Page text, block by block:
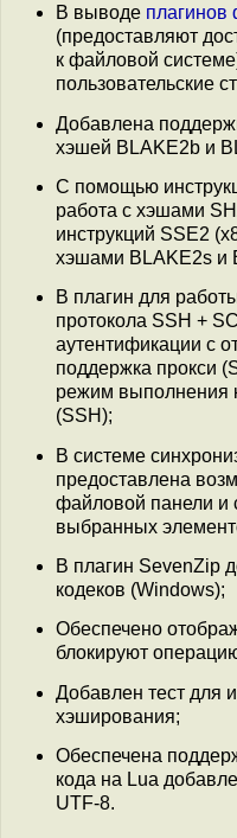
В выводе плагинов
(предоставляют
к файловой
пользовательские
Добавлена
хэшей BLAKE2b и
C помощью
работа с хэшами
инструкций SSE2
хэшами BLAKE2s и
В плагин для
протокола SSH +
аутентификации с
поддержка прокси
режим выполнения
(SSH);
В системе
предоставлена
файловой панели и
выбранных
В плагин SevenZip
кодеков (Windows);
Обеспечено
блокируют
Добавлен тест для
хэширования;
Обеспечена
кода на Lua
UTF-8.